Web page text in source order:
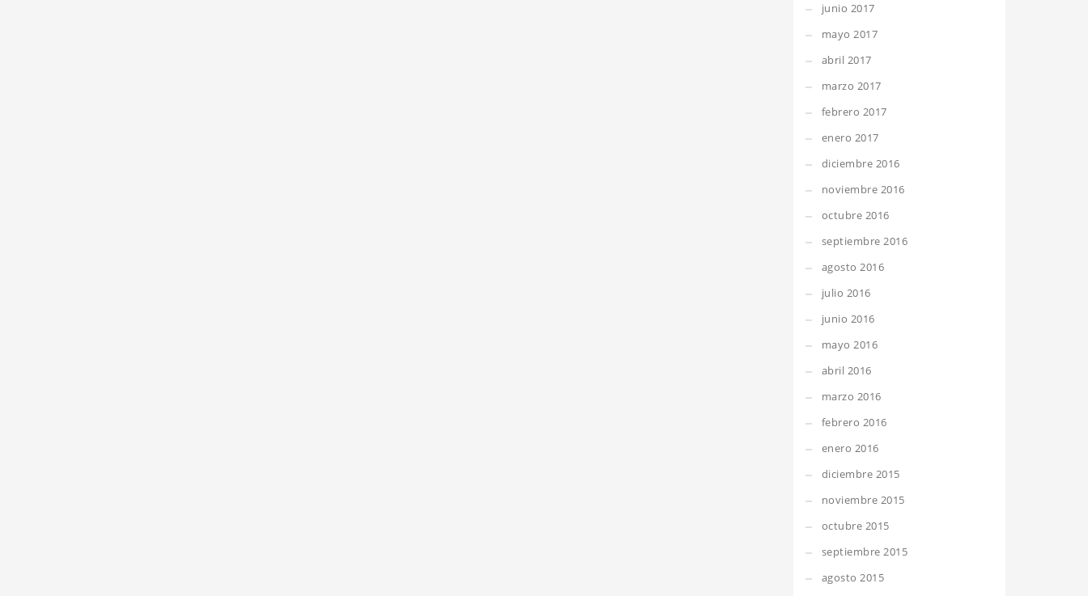
junio 2017
mayo 2017
abril 2017
marzo 2017
febrero 2017
enero 2017
diciembre 2016
noviembre 2016
octubre 2016
septiembre 2016
agosto 2016
julio 2016
junio 2016
mayo 2016
abril 2016
marzo 2016
febrero 2016
enero 2016
diciembre 2015
noviembre 2015
octubre 2015
septiembre 2015
agosto 2015